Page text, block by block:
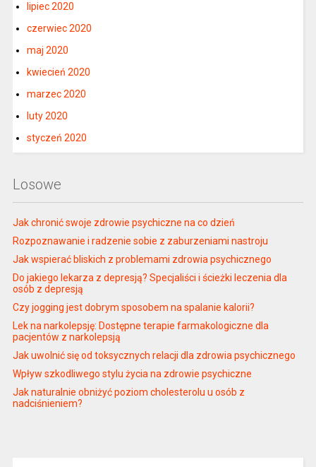
lipiec 2020
czerwiec 2020
maj 2020
kwiecień 2020
marzec 2020
luty 2020
styczeń 2020
Losowe
Jak chronić swoje zdrowie psychiczne na co dzień
Rozpoznawanie i radzenie sobie z zaburzeniami nastroju
Jak wspierać bliskich z problemami zdrowia psychicznego
Do jakiego lekarza z depresją? Specjaliści i ścieżki leczenia dla
osób z depresją
Czy jogging jest dobrym sposobem na spalanie kalorii?
Lek na narkolepsję: Dostępne terapie farmakologiczne dla
pacjentów z narkolepsją
Jak uwolnić się od toksycznych relacji dla zdrowia psychicznego
Wpływ szkodliwego stylu życia na zdrowie psychiczne
Jak naturalnie obniżyć poziom cholesterolu u osób z
nadciśnieniem?